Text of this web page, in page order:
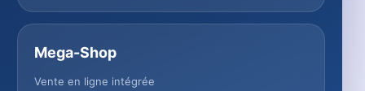
Mega-Shop
Vente en ligne intégrée